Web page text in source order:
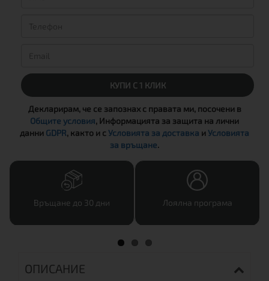
КУПИ С 1 КЛИК
Декларирам, че се запознах с правата ми, посочени в
Общите условия, Информацията за защита на лични
данни GDPR, както и сУсловията за доставка иУсловията
за връщане.
Връщане до 30 дни Лоялна програма
ОПИСАНИЕ